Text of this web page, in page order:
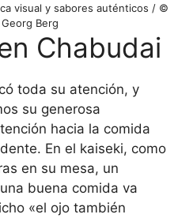
visual y sabores auténticos / ©
Berg
Chabudai
toda su atención, y
su generosa
hacia la comida
En el kaiseki, como
en su mesa, un
buena comida va
«el ojo también